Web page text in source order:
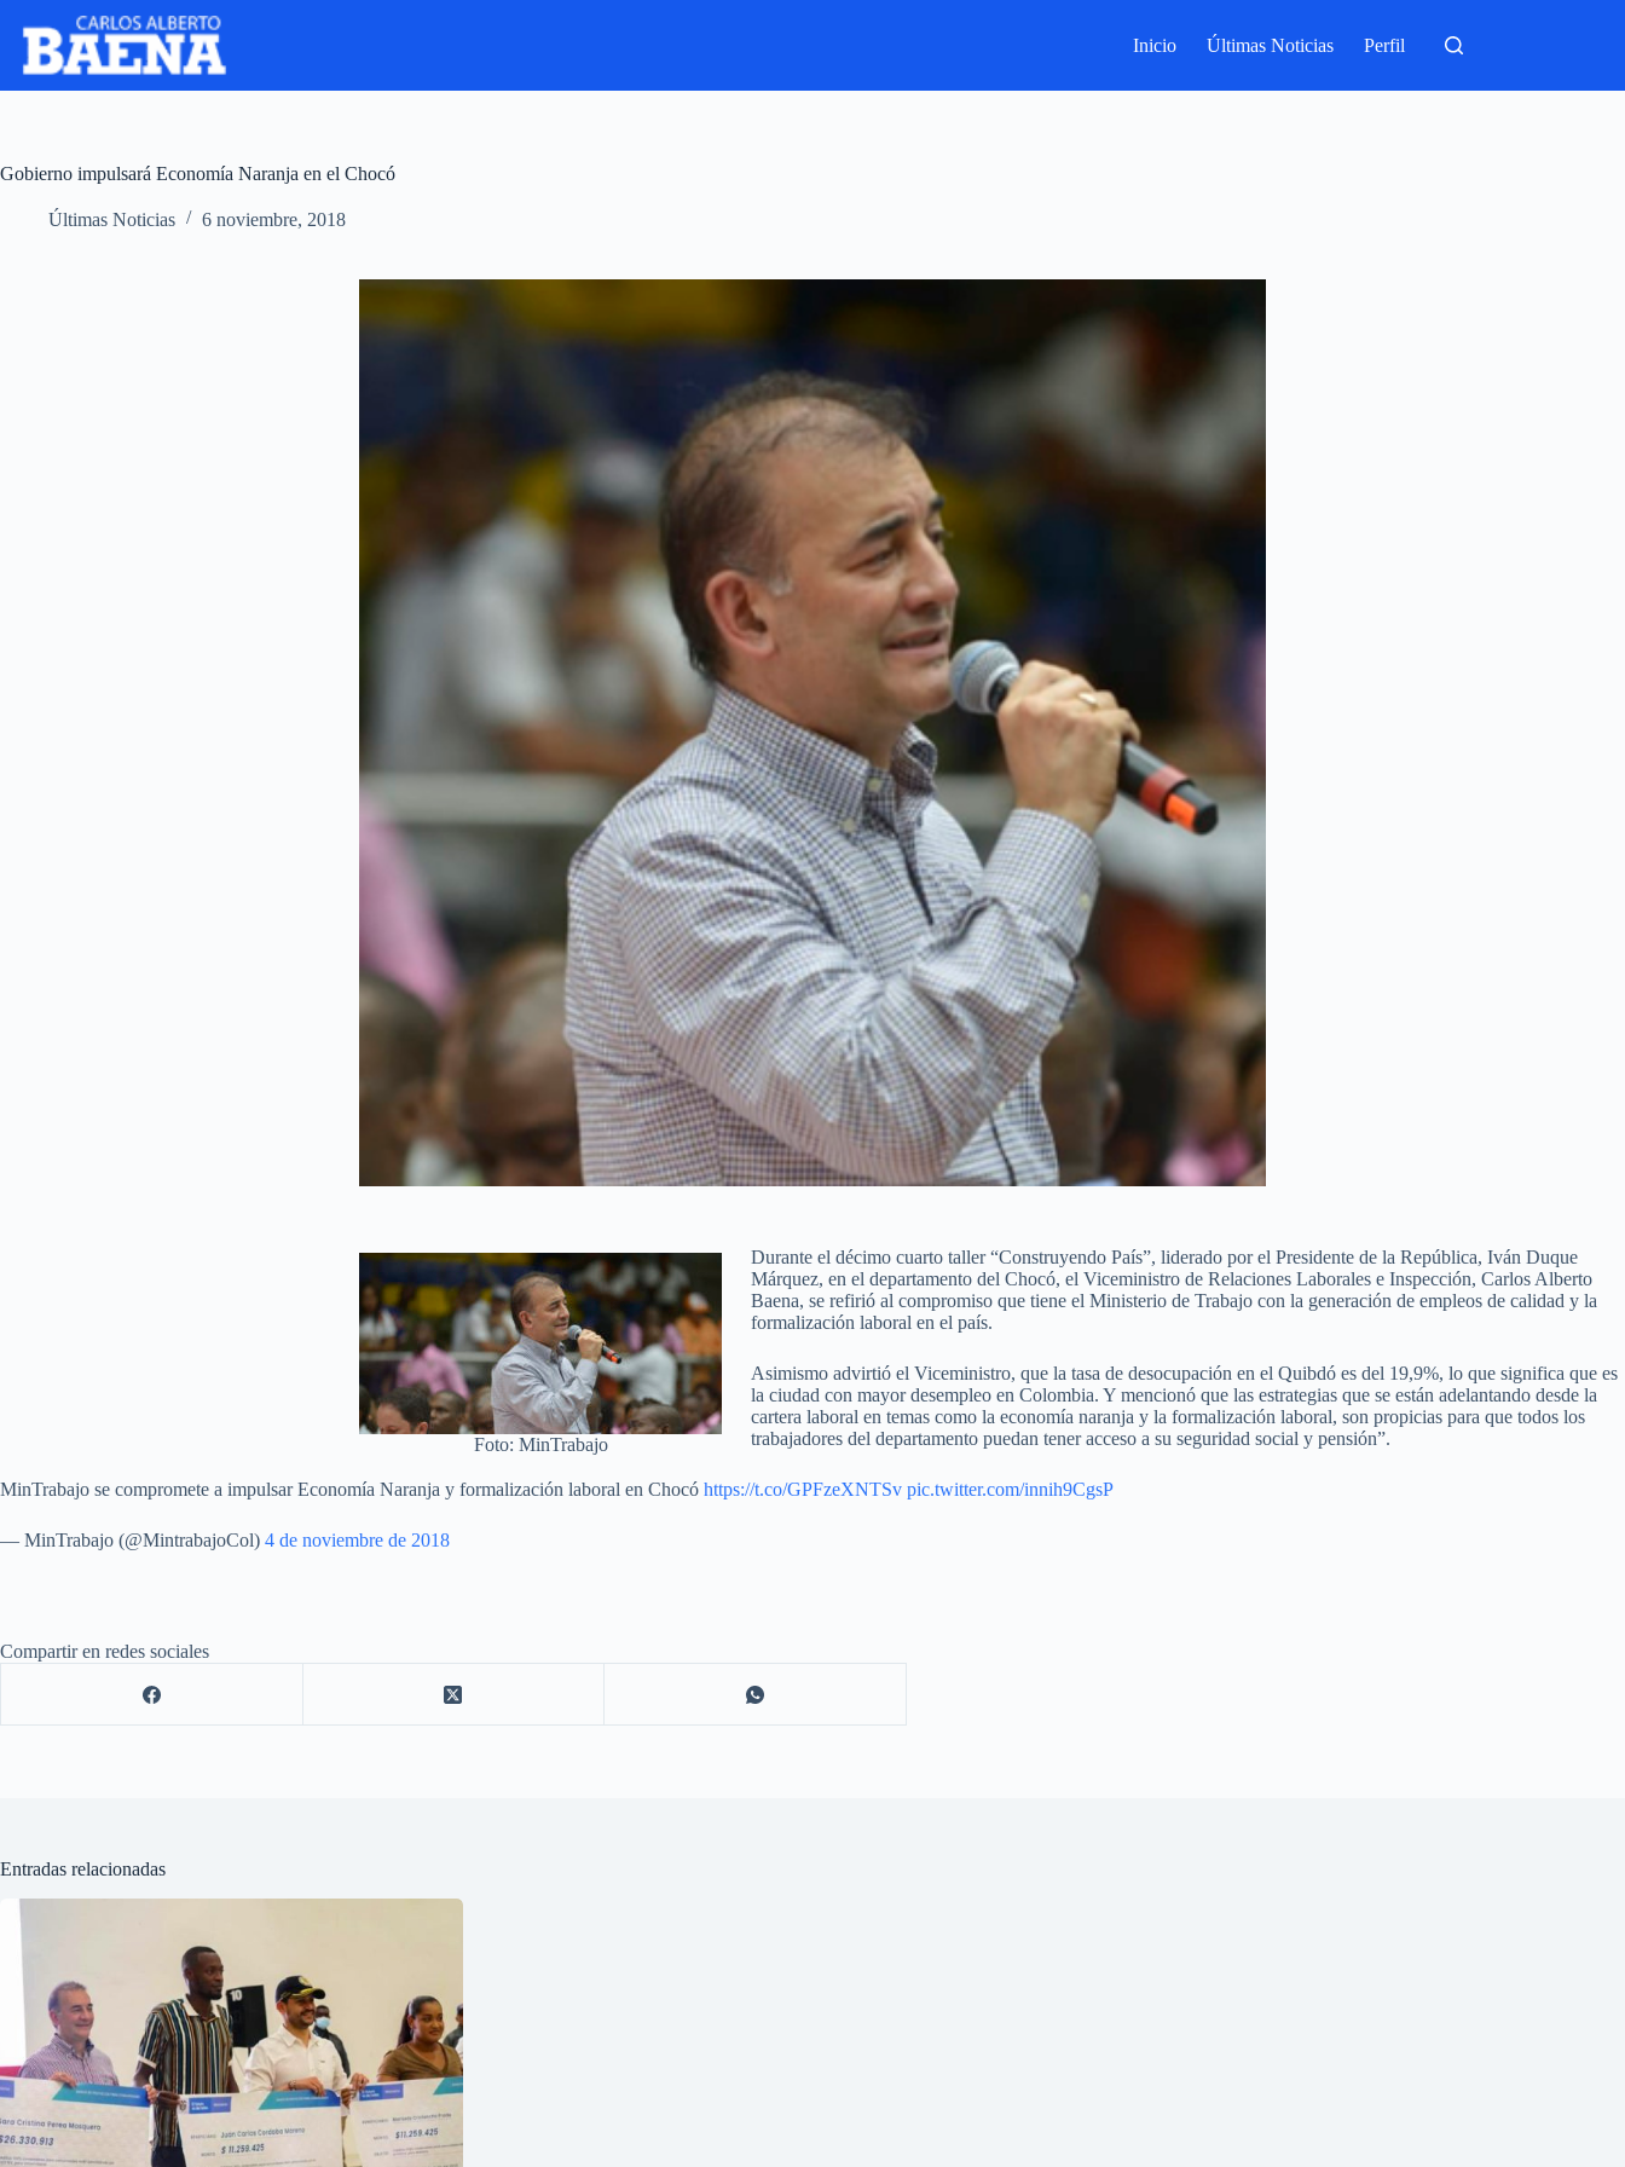
Inicio Últimas Noticias Perfil
Gobierno impulsará Economía Naranja en el Chocó
Últimas Noticias 6 noviembre, 2018
Foto: MinTrabajo
Durante el décimo cuarto taller “Construyendo País”, liderado por el Presidente de la República, Iván Duque
Márquez, en el departamento del Chocó, el Viceministro de Relaciones Laborales e Inspección, Carlos Alberto
Baena, se refirió al compromiso que tiene el Ministerio de Trabajo con la generación de empleos de calidad y la
formalización laboral en el país.
Asimismo advirtió el Viceministro, que la tasa de desocupación en el Quibdó es del 19,9%, lo que significa que es
la ciudad con mayor desempleo en Colombia. Y mencionó que las estrategias que se están adelantando desde la
cartera laboral en temas como la economía naranja y la formalización laboral, son propicias para que todos los
trabajadores del departamento puedan tener acceso a su seguridad social y pensión”.
MinTrabajo se compromete a impulsar Economía Naranja y formalización laboral en Chocó https://t.co/GPFzeXNTSv pic.twitter.com/innih9CgsP
— MinTrabajo (@MintrabajoCol) 4 de noviembre de 2018
Compartir en redes sociales
Entradas relacionadas